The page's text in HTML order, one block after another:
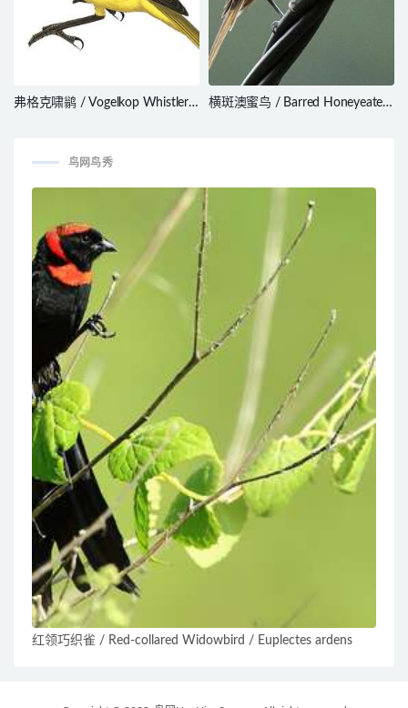
弗格克啸鹟 / Vogelkop Whistler /
横斑澳蜜鸟 / Barred Honeyeater
鸟网鸟秀
红领巧织雀 / Red-collared Widowbird / Euplectes ardens